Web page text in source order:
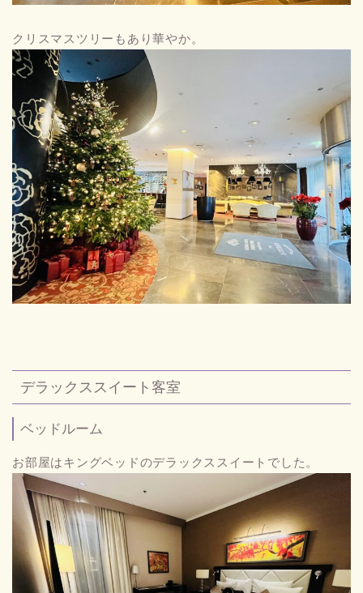
クリスマスツリーもあり華やか。
デラックススイート客室
ベッドルーム
お部屋はキングベッドのデラックススイートでした。